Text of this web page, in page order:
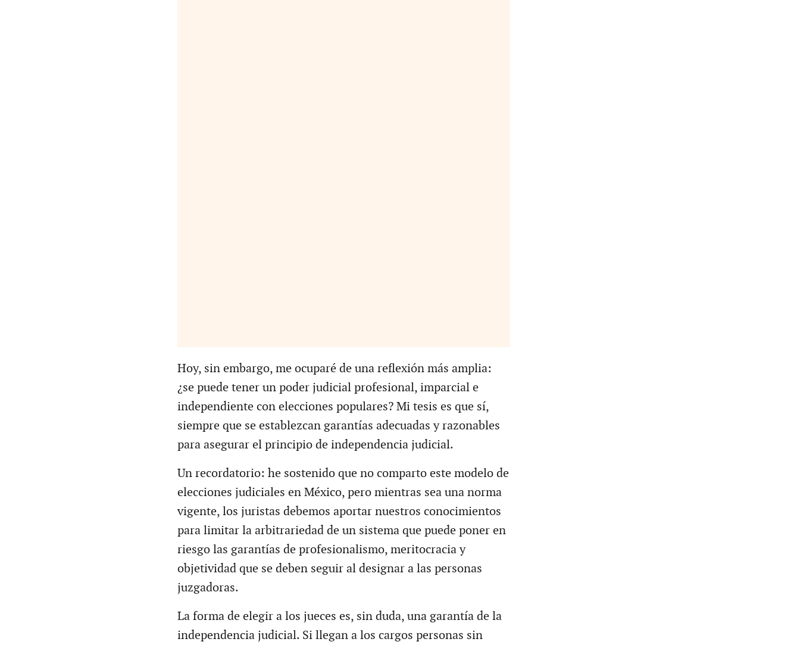
Hoy, sin embargo, me ocuparé de una reflexión más amplia:
¿se puede tener un poder judicial profesional, imparcial e
independiente con elecciones populares? Mi tesis es que sí,
siempre que se establezcan garantías adecuadas y razonables
para asegurar el principio de independencia judicial.
Un recordatorio: he sostenido que no comparto este modelo de
elecciones judiciales en México, pero mientras sea una norma
vigente, los juristas debemos aportar nuestros conocimientos
para limitar la arbitrariedad de un sistema que puede poner en
riesgo las garantías de profesionalismo, meritocracia y
objetividad que se deben seguir al designar a las personas
juzgadoras.
La forma de elegir a los jueces es, sin duda, una garantía de la
independencia judicial. Si llegan a los cargos personas sin